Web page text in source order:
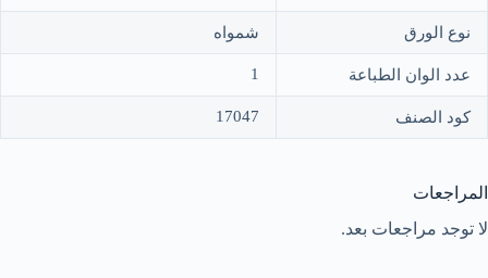
نوع الورق شمواه
عدد الوان الطباعة 1
كود الصنف 17047
المراجعات
لا توجد مراجعات بعد.